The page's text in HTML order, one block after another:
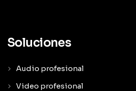
Soluciones
Audio profesional
Video profesional